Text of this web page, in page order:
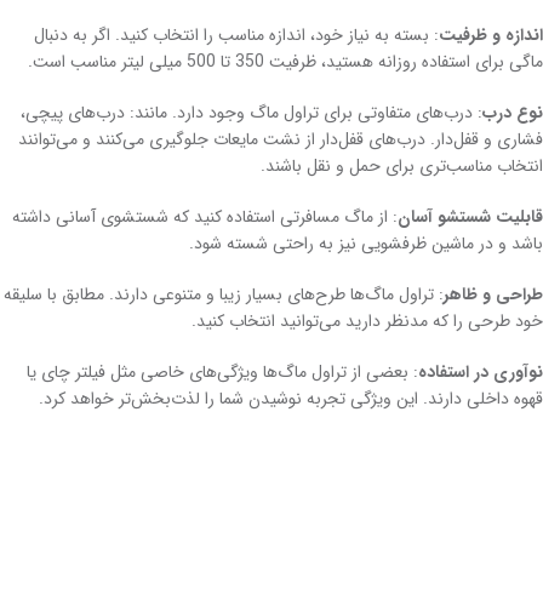
اندازه و ظرفیت: بسته به نیاز خود، اندازه مناسب را انتخاب کنید. اگر به دنبال
ماگی برای استفاده روزانه هستید، ظرفیت 350 تا 500 میلی لیتر مناسب است.
نوع درب: درب‌های متفاوتی برای تراول ماگ وجود دارد. مانند: درب‌های پیچی،
فشاری و قفل‌دار. درب‌های قفل‌دار از نشت مایعات جلوگیری می‌کنند و می‌توانند
انتخاب مناسب‌تری برای حمل و نقل باشند.
قابلیت شستشو آسان: از ماگ مسافرتی استفاده کنید که شستشوی آسانی داشته
باشد و در ماشین ظرفشویی نیز به راحتی شسته شود.
طراحی و ظاهر: تراول ماگ‌ها طرح‌های بسیار زیبا و متنوعی دارند. مطابق با سلیقه
خود طرحی را که مدنظر دارید می‌توانید انتخاب کنید.
نوآوری در استفاده: بعضی از تراول ماگ‌ها ویژگی‌های خاصی مثل فیلتر چای یا
قهوه داخلی دارند. این ویژگی تجربه نوشیدن شما را لذت‌بخش‌تر خواهد کرد.